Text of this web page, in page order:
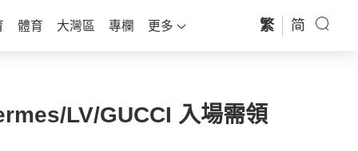
體育 大灣區 專欄 更多 繁 简
LV/GUCCI 入場需領